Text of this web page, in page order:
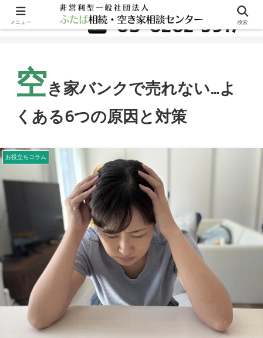
無料相談はこちら
03-6262-5917
空き家バンクで売れない…よ
くある6つの原因と対策
お役立ちコラム
メニュー 検索